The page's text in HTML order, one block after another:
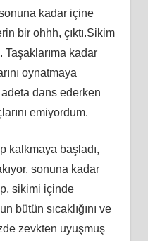
kadar içine
bir ohhh, çıktı.Sikim
kadar
oynatmaya
dans ederken
emiyordum.
kalkmaya başladı,
sonuna kadar
sikimi içinde
bütün sıcaklığını ve
zevkten uyuşmuş